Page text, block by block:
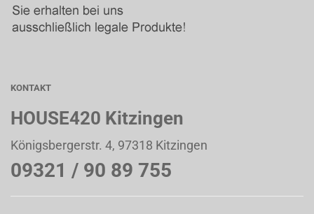
KONTAKT
HOUSE420 Kitzingen
Königsbergerstr. 4, 97318 Kitzingen
09321 / 90 89 755